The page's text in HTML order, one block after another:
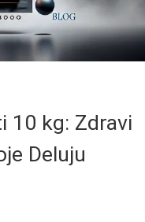
10 kg: Zdravi
Deluju